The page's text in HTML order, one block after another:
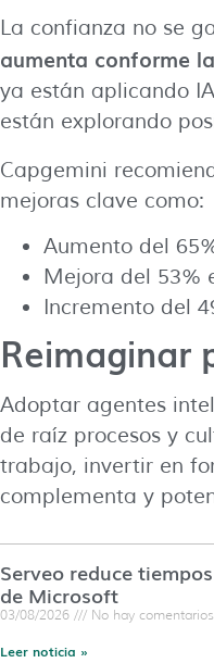
La confianza no se
aumenta conforme
ya están aplicando
están explorando
Capgemini
mejoras clave como:
Aumento del
Mejora del 53%
Incremento del
Reimaginar
Adoptar agentes
de raíz procesos y
trabajo, invertir en
complementa y
Serveo reduce
de Microsoft
03/08/2026 No hay comentarios
Leer noticia »